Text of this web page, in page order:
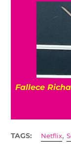
Fallece
TAGS: Netflix,